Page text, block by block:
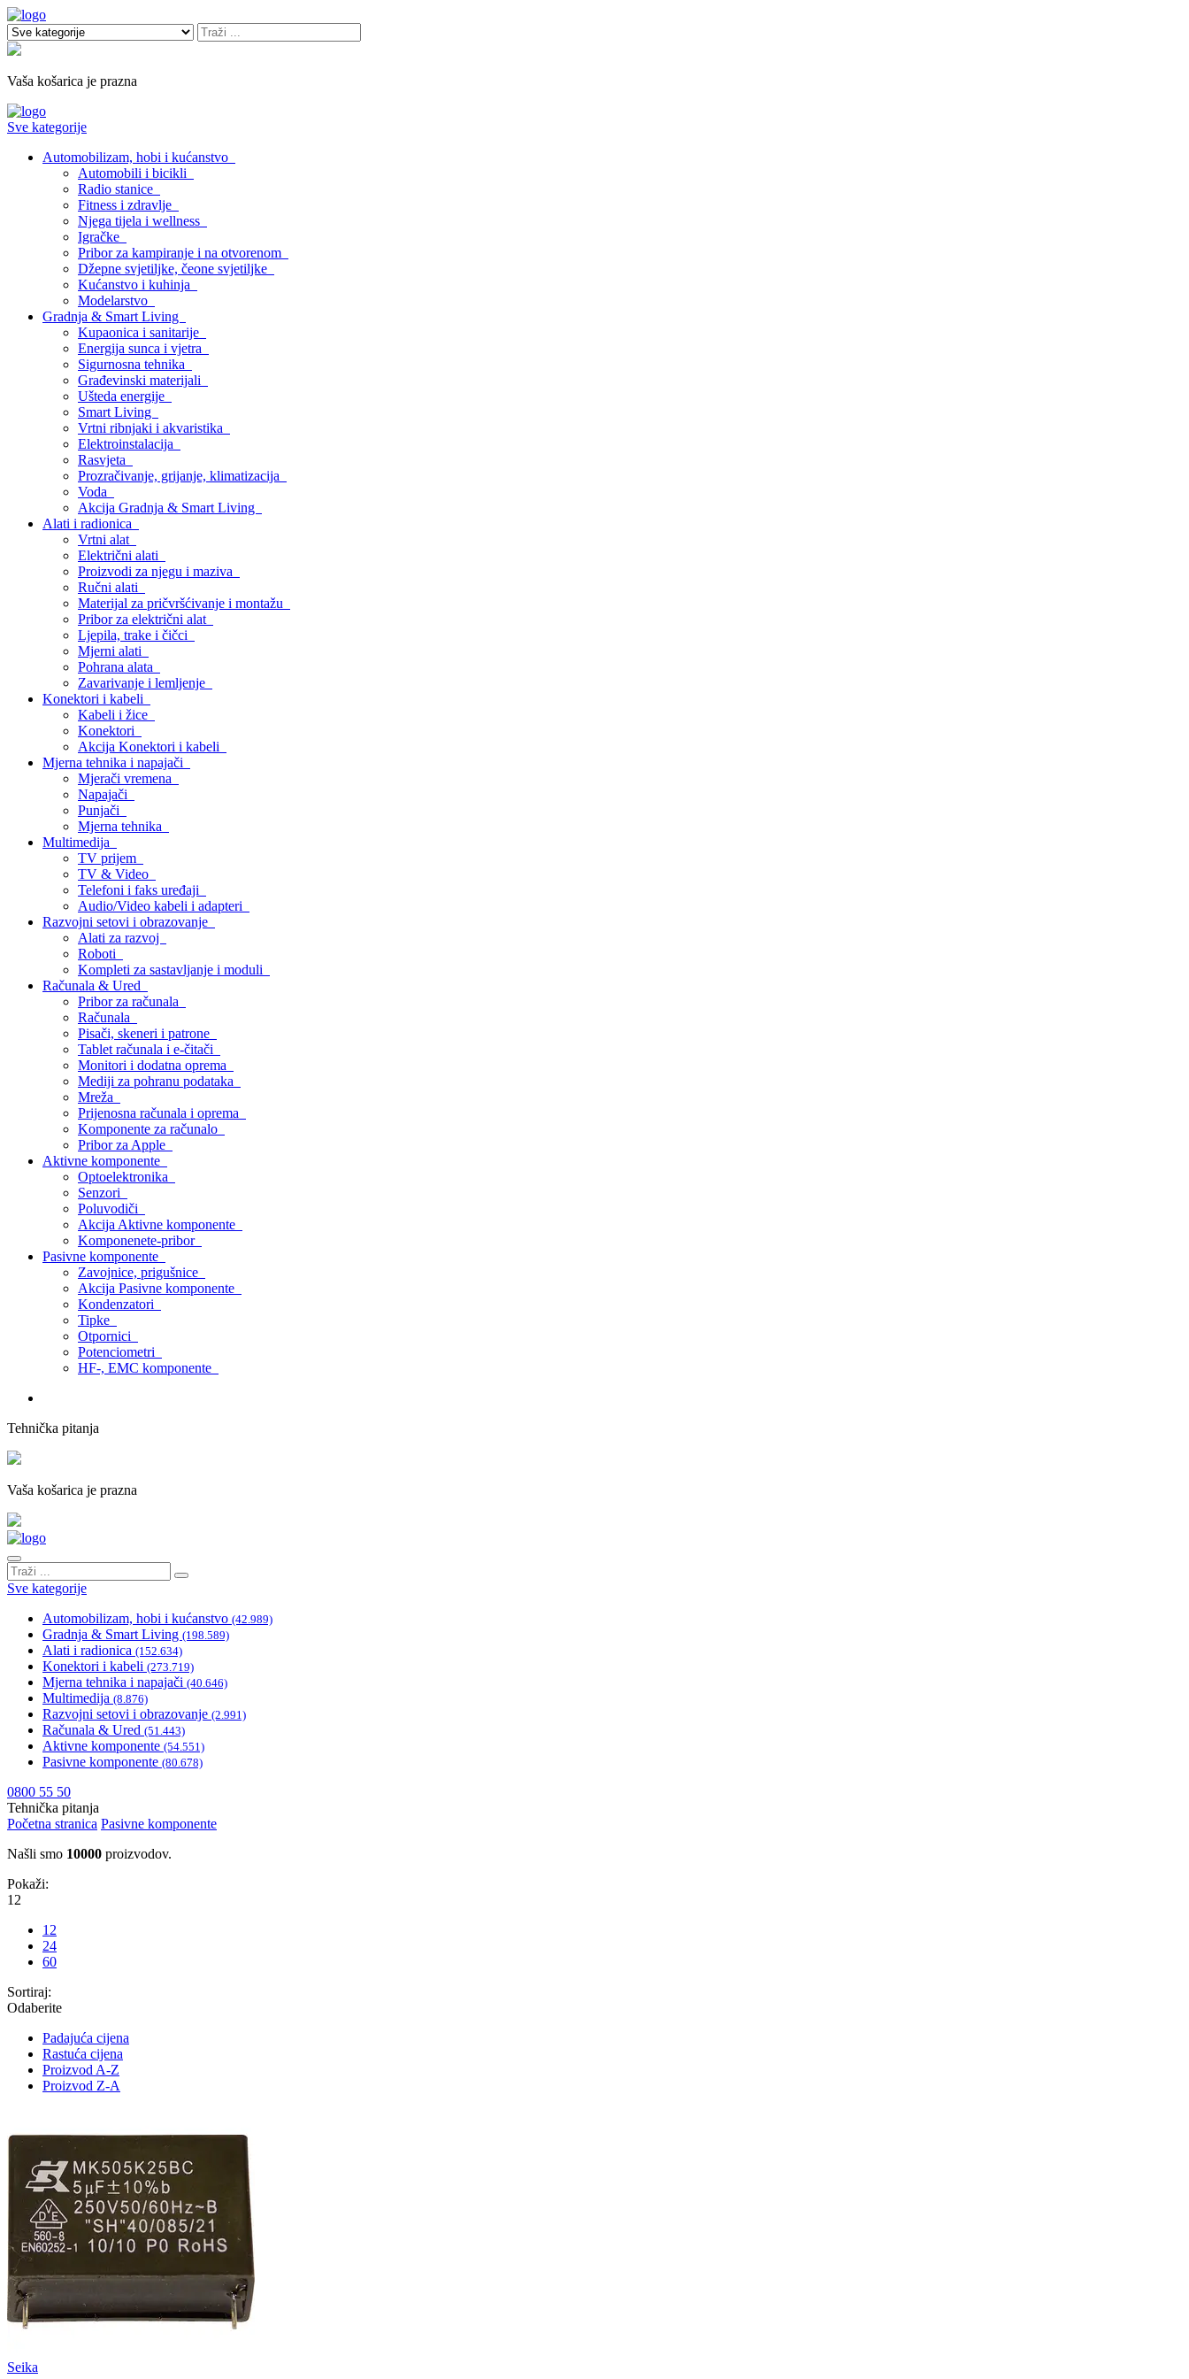
Vaša košarica je prazna
Sve kategorije
Automobilizam, hobi i kućanstvo
Automobili i bicikli
Radio stanice
Fitness i zdravlje
Njega tijela i wellness
Igračke
Pribor za kampiranje i na otvorenom
Džepne svjetiljke, čeone svjetiljke
Kućanstvo i kuhinja
Modelarstvo
Gradnja & Smart Living
Kupaonica i sanitarije
Energija sunca i vjetra
Sigurnosna tehnika
Građevinski materijali
Ušteda energije
Smart Living
Vrtni ribnjaki i akvaristika
Elektroinstalacija
Rasvjeta
Prozračivanje, grijanje, klimatizacija
Voda
Akcija Gradnja & Smart Living
Alati i radionica
Vrtni alat
Električni alati
Proizvodi za njegu i maziva
Ručni alati
Materijal za pričvršćivanje i montažu
Pribor za električni alat
Ljepila, trake i čičci
Mjerni alati
Pohrana alata
Zavarivanje i lemljenje
Konektori i kabeli
Kabeli i žice
Konektori
Akcija Konektori i kabeli
Mjerna tehnika i napajači
Mjerači vremena
Napajači
Punjači
Mjerna tehnika
Multimedija
TV prijem
TV & Video
Telefoni i faks uređaji
Audio/Video kabeli i adapteri
Razvojni setovi i obrazovanje
Alati za razvoj
Roboti
Kompleti za sastavljanje i moduli
Računala & Ured
Pribor za računala
Računala
Pisači, skeneri i patrone
Tablet računala i e-čitači
Monitori i dodatna oprema
Mediji za pohranu podataka
Mreža
Prijenosna računala i oprema
Komponente za računalo
Pribor za Apple
Aktivne komponente
Optoelektronika
Senzori
Poluvodiči
Akcija Aktivne komponente
Komponenete-pribor
Pasivne komponente
Zavojnice, prigušnice
Akcija Pasivne komponente
Kondenzatori
Tipke
Otpornici
Potenciometri
HF-, EMC komponente
Tehnička pitanja
Vaša košarica je prazna
Sve kategorije
Automobilizam, hobi i kućanstvo (42.989)
Gradnja & Smart Living (198.589)
Alati i radionica (152.634)
Konektori i kabeli (273.719)
Mjerna tehnika i napajači (40.646)
Multimedija (8.876)
Razvojni setovi i obrazovanje (2.991)
Računala & Ured (51.443)
Aktivne komponente (54.551)
Pasivne komponente (80.678)
0800 55 50
Tehnička pitanja
Početna stranica Pasivne komponente
Našli smo 10000 proizvodov.
Pokaži:
12
12
24
60
Sortiraj:
Odaberite
Padajuća cijena
Rastuća cijena
Proizvod A-Z
Proizvod Z-A
Seika